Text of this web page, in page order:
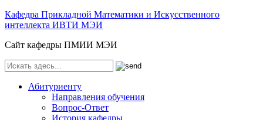
Кафедра Прикладной Математики и Искусственного
интеллекта ИВТИ МЭИ
Сайт кафедры ПМИИ МЭИ
Абитуриенту
Направления обучения
Вопрос-Ответ
История кафедры